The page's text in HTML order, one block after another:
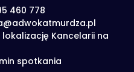
460 778
Kancelarii na
spotkania